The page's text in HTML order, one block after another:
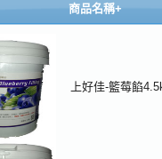
商品名稱+
上好佳-籃莓餡